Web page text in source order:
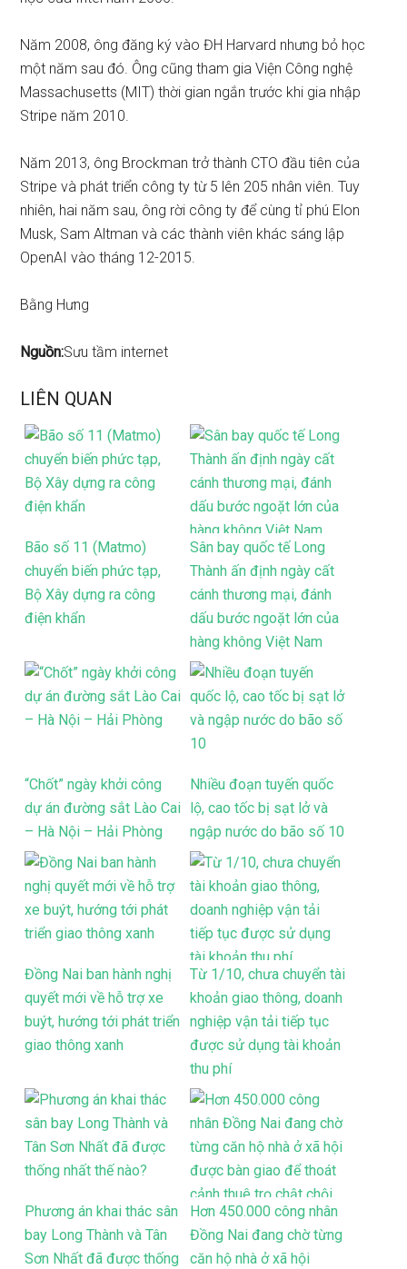
Năm 2008, ông đăng ký vào ĐH Harvard nhưng bỏ học
một năm sau đó. Ông cũng tham gia Viện Công nghệ
Massachusetts (MIT) thời gian ngắn trước khi gia nhập
Stripe năm 2010.
Năm 2013, ông Brockman trở thành CTO đầu tiên của
Stripe và phát triển công ty từ 5 lên 205 nhân viên. Tuy
nhiên, hai năm sau, ông rời công ty để cùng tỉ phú Elon
Musk, Sam Altman và các thành viên khác sáng lập
OpenAI vào tháng 12-2015.
Bằng Hưng
Nguồn:Sưu tầm internet
LIÊN QUAN
Bão số 11 (Matmo)
chuyển biến phức tạp,
Bộ Xây dựng ra công
điện khẩn
Sân bay quốc tế Long
Thành ấn định ngày cất
cánh thương mại, đánh
dấu bước ngoặt lớn của
hàng không Việt Nam
“Chốt” ngày khởi công
dự án đường sắt Lào Cai
– Hà Nội – Hải Phòng
Nhiều đoạn tuyến quốc
lộ, cao tốc bị sạt lở và
ngập nước do bão số 10
Đồng Nai ban hành nghị
quyết mới về hỗ trợ xe
buýt, hướng tới phát triển
giao thông xanh
Từ 1/10, chưa chuyển tài
khoản giao thông, doanh
nghiệp vận tải tiếp tục
được sử dụng tài khoản
thu phí
Phương án khai thác sân
bay Long Thành và Tân
Sơn Nhất đã được thống
Hơn 450.000 công nhân
Đồng Nai đang chờ từng
căn hộ nhà ở xã hội